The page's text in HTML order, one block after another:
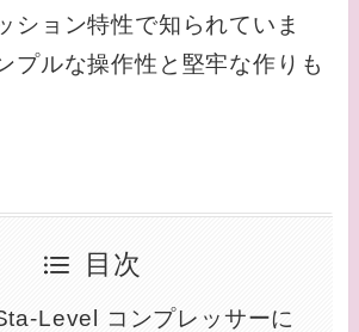
ション特性で知られていま
プルな操作性と堅牢な作りも
目次
Level コンプレッサーに